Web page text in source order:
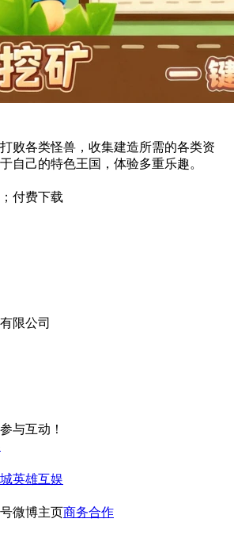
败各类怪兽，收集建造所需的各类资
自己的特色王国，体验多重乐趣。
付费下载
限公司
与互动！
英雄互娱
微博主页商务合作